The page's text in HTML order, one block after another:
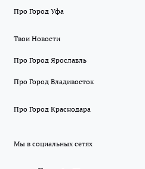
Про Город Уфа
Твои Новости
Про Город Ярославль
Про Город Владивосток
Про Город Краснодара
Мы в социальных сетях